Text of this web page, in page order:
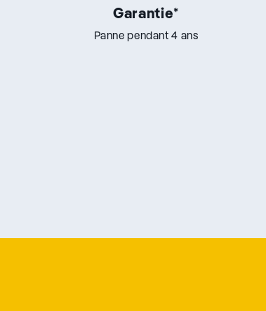
Garantie*
Panne pendant 4 ans